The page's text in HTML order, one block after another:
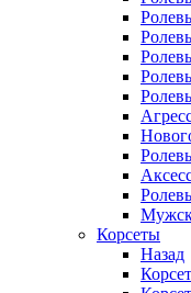
Корсеты
Назад